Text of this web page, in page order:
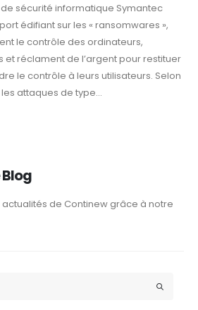
sécurité informatique Symantec
édifiant sur les « ransomwares »,
le contrôle des ordinateurs,
réclament de l’argent pour restituer
le contrôle à leurs utilisateurs. Selon
attaques de type...
de Continew grâce à notre